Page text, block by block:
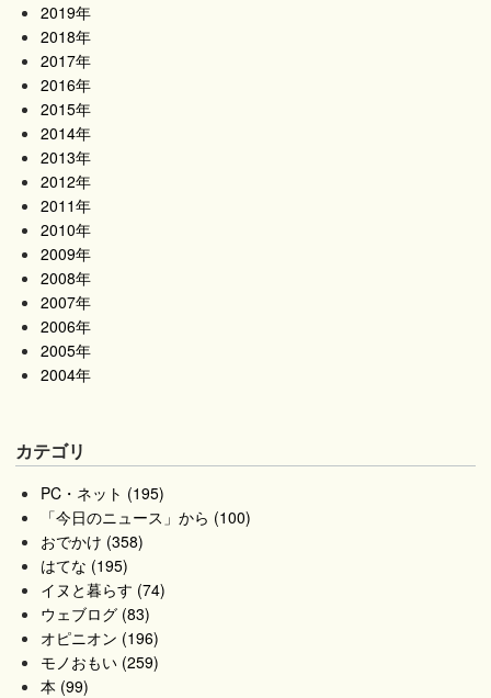
2019年
2018年
2017年
2016年
2015年
2014年
2013年
2012年
2011年
2010年
2009年
2008年
2007年
2006年
2005年
2004年
カテゴリ
PC・ネット (195)
「今日のニュース」から (100)
おでかけ (358)
はてな (195)
イヌと暮らす (74)
ウェブログ (83)
オピニオン (196)
モノおもい (259)
本 (99)